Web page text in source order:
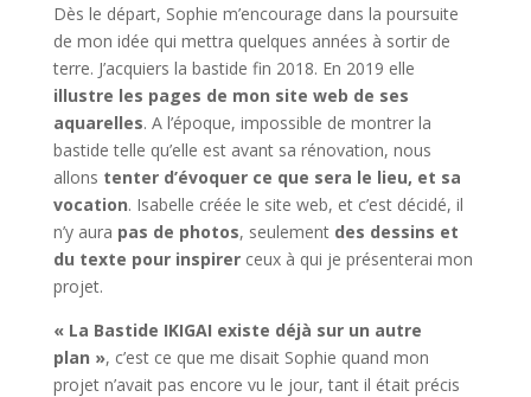
Dès le départ, Sophie m’encourage dans la poursuite
de mon idée qui mettra quelques années à sortir de
terre. J’acquiers la bastide fin 2018. En 2019 elle
illustre les pages de mon site web de ses
aquarelles. A l’époque, impossible de montrer la
bastide telle qu’elle est avant sa rénovation, nous
allons tenter d’évoquer ce que sera le lieu, et sa
vocation. Isabelle créée le site web, et c’est décidé, il
n’y aura pas de photos, seulement des dessins et
du texte pour inspirerceux à qui je présenterai mon
projet.
« La Bastide IKIGAI existe déjà sur un autre
plan », c’est ce que me disait Sophie quand mon
projet n’avait pas encore vu le jour, tant il était précis